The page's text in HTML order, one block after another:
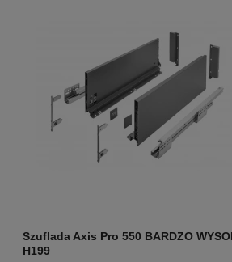
Szuflada Axis Pro 550 BARDZO
H199